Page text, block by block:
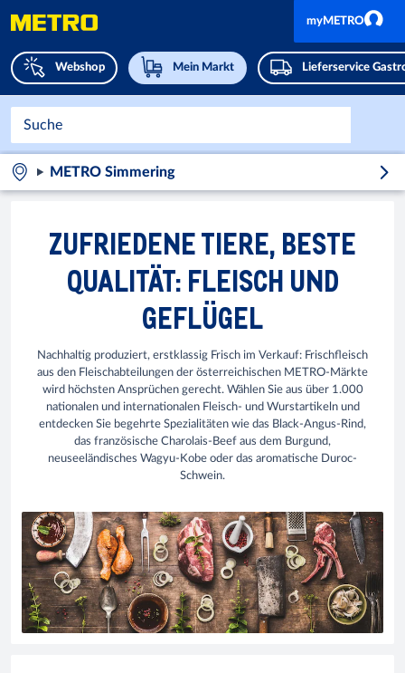
Webshop Mein Markt Lieferservice
myMETRO
METRO Simmering
ZUFRIEDENE TIERE, BESTE
QUALITÄT: FLEISCH UND
GEFLÜGEL
Nachhaltig produziert, erstklassig Frisch im Verkauf: Frischfleisch
aus den Fleischabteilungen der österreichischen METRO-Märkte
wird höchsten Ansprüchen gerecht. Wählen Sie aus über 1.000
nationalen und internationalen Fleisch- und Wurstartikeln und
entdecken Sie begehrte Spezialitäten wie das Black-Angus-Rind,
das französische Charolais-Beef aus dem Burgund,
neuseeländisches Wagyu-Kobe oder das aromatische Duroc-
Schwein.